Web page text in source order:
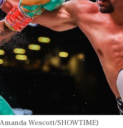
Wescott/SHOWTIME)